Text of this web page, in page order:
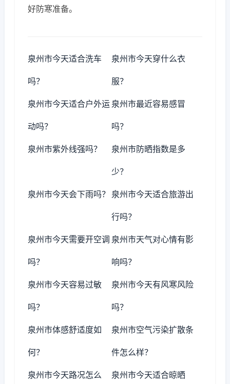
好防寒准备。
泉州市今天适合洗车
吗？
泉州市今天穿什么衣
服？
泉州市今天适合户外运
动吗？
泉州市最近容易感冒
吗？
泉州市紫外线强吗？ 泉州市防晒指数是多
少？
泉州市今天会下雨吗？ 泉州市今天适合旅游出
行吗？
泉州市今天需要开空调
吗？
泉州市天气对心情有影
响吗？
泉州市今天容易过敏
吗？
泉州市今天有风寒风险
吗？
泉州市体感舒适度如
何？
泉州市空气污染扩散条
件怎么样？
泉州市今天路况怎么 泉州市今天适合晾晒